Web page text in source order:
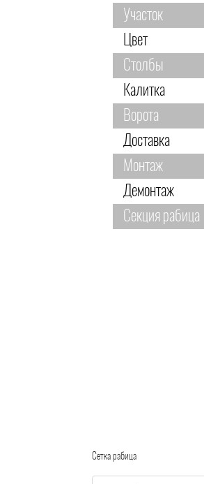
Участок
Цвет
Столбы
Калитка
Ворота
Доставка
Монтаж
Демонтаж
Секция рабица
Сетка рабица